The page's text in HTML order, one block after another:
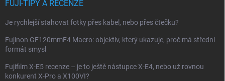
FUJI-TIPY A RECENZE
Je rychlejší stahovat fotky přes kabel, nebo přes čtečku?
Fujinon GF120mmF4 Macro: objektiv, který ukazuje, proč má střední
formát smysl
Fujifilm X-E5 recenze – je to ještě nástupce X-E4, nebo už rovnou
konkurent X-Pro a X100VI?